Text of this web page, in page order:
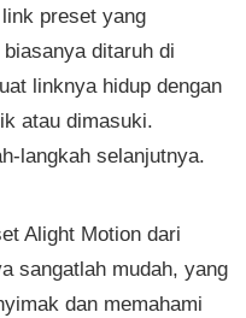
preset yang
ditaruh di
linknya hidup dengan
atau dimasuki.
langkah selanjutnya.
Alight Motion dari
sangatlah mudah, yang
dan memahami